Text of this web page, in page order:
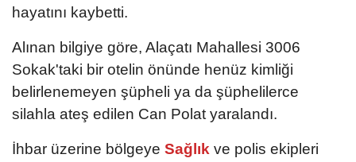
hayatını kaybetti.
Alınan bilgiye göre, Alaçatı Mahallesi 3006
Sokak'taki bir otelin önünde henüz kimliği
belirlenemeyen şüpheli ya da şüphelilerce
silahla ateş edilen Can Polat yaralandı.
İhbar üzerine bölgeye Sağlık ve polis ekipleri